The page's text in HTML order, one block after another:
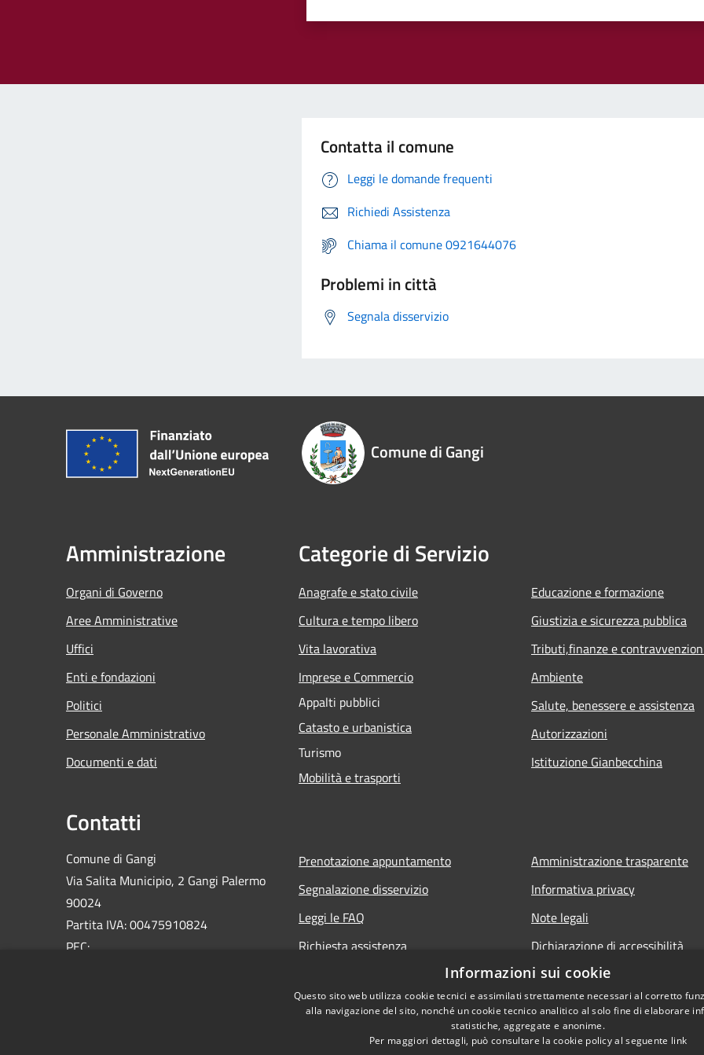
Contatta il comune
Leggi le domande frequenti
Richiedi Assistenza
Chiama il comune 0921644076
Problemi in città
Segnala disservizio
Comune di Gangi
Amministrazione
Organi di Governo
Aree Amministrative
Uffici
Enti e fondazioni
Politici
Personale Amministrativo
Documenti e dati
Categorie di Servizio
Anagrafe e stato civile
Cultura e tempo libero
Vita lavorativa
Imprese e Commercio
Appalti pubblici
Catasto e urbanistica
Turismo
Mobilità e trasporti
Educazione e formazione
Giustizia e sicurezza pubblica
Tributi,finanze e
Ambiente
Salute, benessere e assistenza
Autorizzazioni
Istituzione Gianbecchina
Contatti
Comune di Gangi
Via Salita Municipio, 2 Gangi Palermo
90024
Partita IVA: 00475910824
PEC:
Prenotazione appuntamento
Segnalazione disservizio
Leggi le FAQ
Richiesta assistenza
Amministrazione trasparente
Informativa privacy
Note legali
Dichiarazione di accessibilità
Informazioni sui cookie
Questo sito web utilizza cookie tecnici e assimilati strettamente necessari al corretto
alla navigazione del sito, nonché un cookie tecnico analitico al solo fine di elaborare
statistiche, aggregate e anonime.
Per maggiori dettagli, può consultare la cookie policy al seguente link